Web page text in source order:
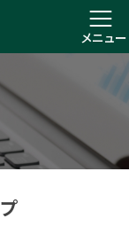
メニュー